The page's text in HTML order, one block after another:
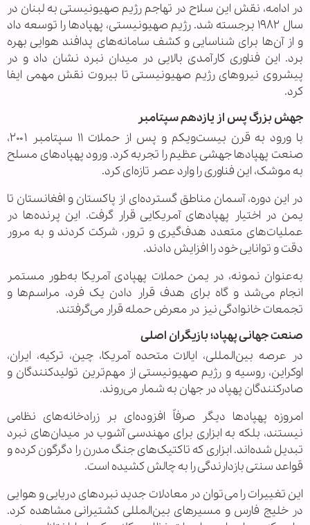
در ادامه، نقش این سلاح در تهاجم رژیم صهیونیستی به لبنان در
سال ۱۹۸۲ برجسته شد. رژیم صهیونیستی، پهپادها را توسعه داد
و از آن‌ها برای شناسایی و کشف سامانه‌های پدافند هوایی بهره
برد. این فناوری کارآمدی بالایی در میدان نبرد نشان داد و در
پیشروی نیروهای رژیم صهیونیستی تا بیروت نقش مهمی ایفا
کرد.
جهش بزرگ پس از یازدهم سپتامبر
با ورود به قرن بیست‌ویکم و پس از حملات ۱۱ سپتامبر ۲۰۰۱،
صنعت پهپادها جهشی عظیم را تجربه کرد. ورود پهپادهای مسلح
به موشک، این فناوری را وارد عصر تازه‌ای کرد.
در این دوره، آسمان مناطق گسترده‌ای از پاکستان و افغانستان تا
یمن در اختیار پهپادهای آمریکایی قرار گرفت. این پرنده‌ها در
عملیات‌های متعدد هدف‌گیری و ترور، شرکت کردند و به مرور
دقت و توانایی خود را افزایش دادند.
به‌عنوان نمونه، در یمن حملات پهپادی آمریکا به‌طور مستمر
انجام می‌شد و گاه برای هدف قرار دادن یک فرد، مراسم‌ها و
تجمعات خانوادگی نیز در معرض حمله قرار می‌گرفتند.
صنعت جهانی پهپاد؛ بازیگران اصلی
در عرصه بین‌المللی، ایالات متحده آمریکا، چین، ترکیه، ایران،
اوکراین، روسیه و رژیم صهیونیستی از مهم‌ترین تولیدکنندگان و
صادرکنندگان پهپاد در جهان به شمار می‌روند.
امروزه پهپادها دیگر صرفاً افزوده‌ای بر زرادخانه‌های نظامی
نیستند، بلکه به ابزاری برای مهندسی آشوب در میدان‌های نبرد
تبدیل شده‌اند. ابزاری که تاکتیک‌های جنگ مدرن را دگرگون کرده و
قواعد سنتی بازدارندگی را به چالش کشیده است.
این تغییرات را می‌توان در معادلات جدید نبردهای دریایی و هوایی
در خلیج فارس و مسیرهای بین‌المللی کشتیرانی مشاهده کرد.